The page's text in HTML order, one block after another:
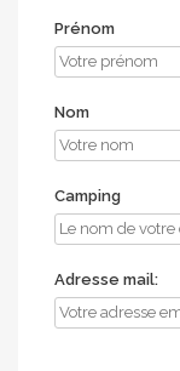
Prénom
Nom
Camping
Adresse mail: